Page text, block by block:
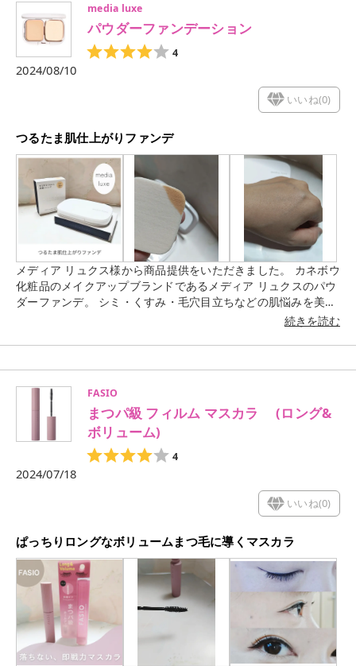
もないから鮮烈な発色はできないけど、黒髪でも楽しめるカラ
ーかも!?と感じました✨✨✨
media luxe
パウダーファンデーション
4
2024/08/10
いいね(0)
つるたま肌仕上がりファンデ
メディア リュクス様から商品提供をいただきました。 カネボウ
化粧品のメイクアップブランドであるメディア リュクスのパウ
ダーファンデ。 シミ・くすみ・毛穴目立ちなどの肌悩みを美し
くカバーしながら、つるたま肌仕上がりを叶えてくれるそう。
なカバー力で厚塗り感はなく、 軽めのセミマットのような仕上
私はパフよりブラシを使用することが多いので、均一に見えて
使いやすいパウダーファンデだと思いました😘 手頃な価格も嬉
#medialuxe #ファンデーション
続きを読む
FASIO
まつパ級 フィルム マスカラ (ロング&
ボリューム)
4
2024/07/18
いいね(0)
ぱっちりロングなボリュームまつ毛に導くマスカラ